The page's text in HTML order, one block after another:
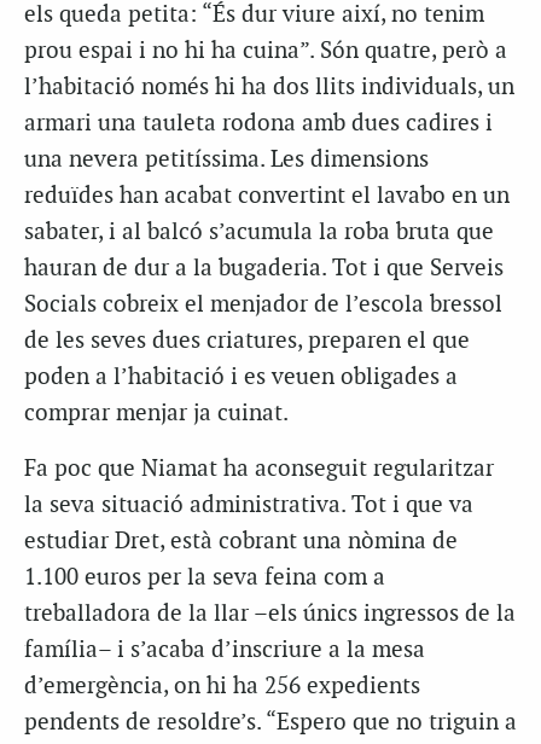
els queda petita: “És dur viure així, no tenim
prou espai i no hi ha cuina”. Són quatre, però a
l’habitació només hi ha dos llits individuals, un
armari una tauleta rodona amb dues cadires i
una nevera petitíssima. Les dimensions
reduïdes han acabat convertint el lavabo en un
sabater, i al balcó s’acumula la roba bruta que
hauran de dur a la bugaderia. Tot i que Serveis
Socials cobreix el menjador de l’escola bressol
de les seves dues criatures, preparen el que
poden a l’habitació i es veuen obligades a
comprar menjar ja cuinat.
Fa poc que Niamat ha aconseguit regularitzar
la seva situació administrativa. Tot i que va
estudiar Dret, està cobrant una nòmina de
1.100 euros per la seva feina com a
treballadora de la llar –els únics ingressos de la
família– i s’acaba d’inscriure a la mesa
d’emergència, on hi ha 256 expedients
pendents de resoldre’s. “Espero que no triguin a